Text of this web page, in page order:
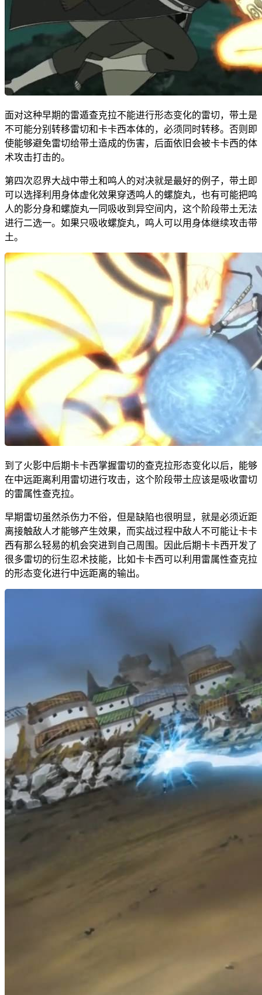
面对这种早期的雷遁查克拉不能进行形态变化的雷切，带土是
不可能分别转移雷切和卡卡西本体的，必须同时转移。否则即
使能够避免雷切给带土造成的伤害，后面依旧会被卡卡西的体
术攻击打击的。
第四次忍界大战中带土和鸣人的对决就是最好的例子，带土即
可以选择利用身体虚化效果穿透鸣人的螺旋丸，也有可能把鸣
人的影分身和螺旋丸一同吸收到异空间内，这个阶段带土无法
进行二选一。如果只吸收螺旋丸，鸣人可以用身体继续攻击带
土。
到了火影中后期卡卡西掌握雷切的查克拉形态变化以后，能够
在中远距离利用雷切进行攻击，这个阶段带土应该是吸收雷切
的雷属性查克拉。
早期雷切虽然杀伤力不俗，但是缺陷也很明显，就是必须近距
离接触敌人才能够产生效果，而实战过程中敌人不可能让卡卡
西有那么轻易的机会突进到自己周围。因此后期卡卡西开发了
很多雷切的衍生忍术技能，比如卡卡西可以利用雷属性查克拉
的形态变化进行中远距离的输出。